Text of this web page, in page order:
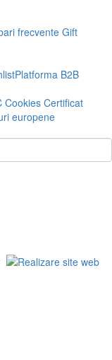
frecvente Gift
Platforma B2B
Cookies Certificat
europene